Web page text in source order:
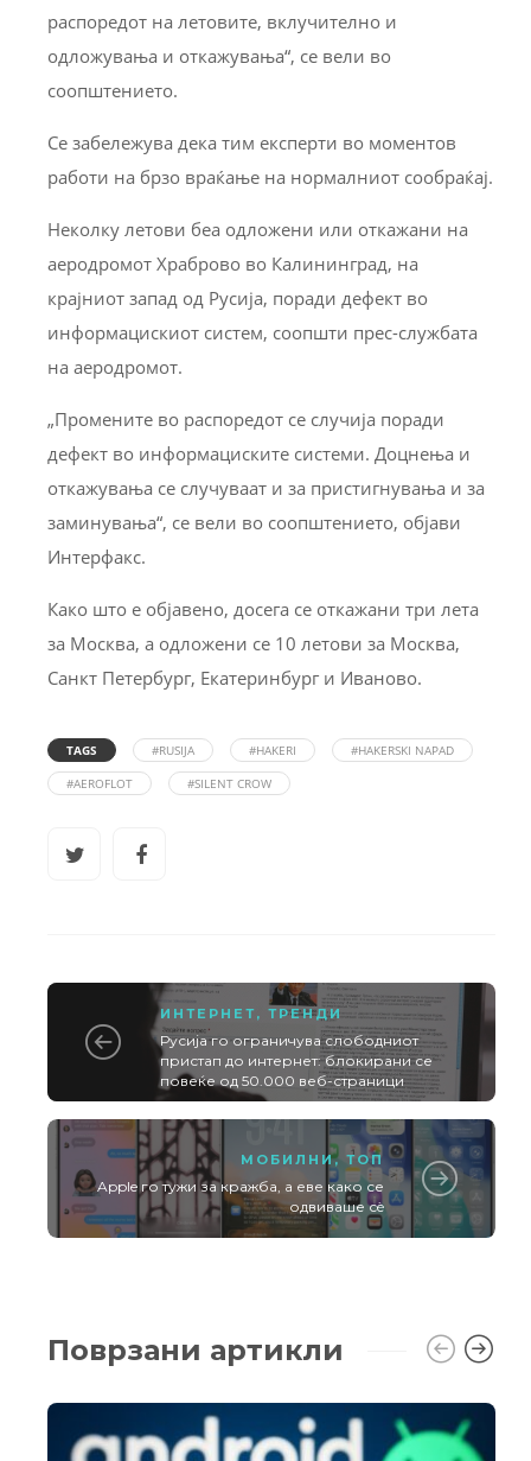
распоредот на летовите, вклучително и
одложувања и откажувања“, се вели во
соопштението.
Се забележува дека тим експерти во моментов
работи на брзо враќање на нормалниот сообраќај.
Неколку летови беа одложени или откажани на
аеродромот Храброво во Калининград, на
крајниот запад од Русија, поради дефект во
информацискиот систем, соопшти прес-службата
на аеродромот.
„Промените во распоредот се случија поради
дефект во информациските системи. Доцнења и
откажувања се случуваат и за пристигнувања и за
заминувања“, се вели во соопштението, објави
Интерфакс.
Како што е објавено, досега се откажани три лета
за Москва, а одложени се 10 летови за Москва,
Санкт Петербург, Екатеринбург и Иваново.
TAGS #RUSIJA #HAKERI
#HAKERSKI NAPAD
#AEROFLOT
#SILENT CROW
ИНТЕРНЕТ , ТРЕНДИ
Русија го ограничува слободниот
пристап до интернет: блокирани се
повеќе од 50.000 веб-страници
МОБИЛНИ,ТОП
Apple го тужи за кражба, а еве како се
одвиваше сè
Поврзани артикли